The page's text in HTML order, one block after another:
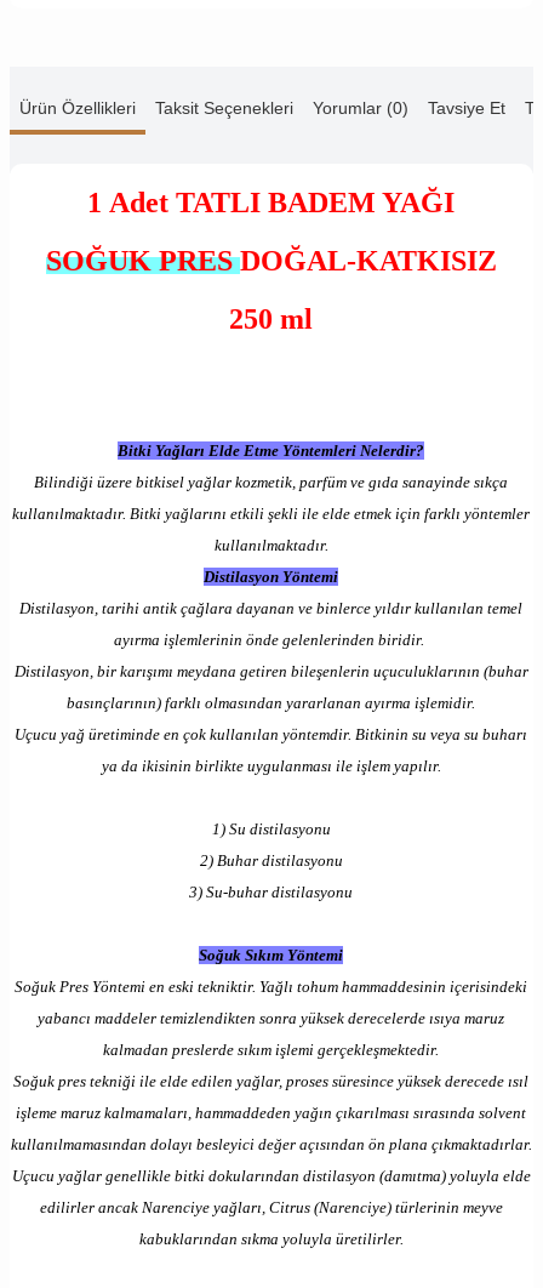
Ürün Özellikleri Taksit Seçenekleri Yorumlar (0) Tavsiye Et
1 Adet TATLI BADEMYAĞI
SOĞUK PRESDOĞAL-KATKISIZ
250 ml
Bitki Yağları Elde Etme Yöntemleri Nelerdir?
Bilindiği üzere bitkisel yağlar kozmetik, parfüm ve gıda sanayinde sıkça
kullanılmaktadır. Bitki yağlarını etkili şekli ile elde etmek için farklı yöntemler
kullanılmaktadır.
Distilasyon Yöntemi
Distilasyon, tarihi antik çağlara dayanan ve binlerce yıldır kullanılan temel
ayırma işlemlerinin önde gelenlerinden biridir.
Distilasyon, bir karışımı meydana getiren bileşenlerin uçuculuklarının (buhar
basınçlarının) farklı olmasından yararlanan ayırma işlemidir.
Uçucu yağ üretiminde en çok kullanılan yöntemdir. Bitkinin su veya su buharı
ya da ikisinin birlikte uygulanması ile işlem yapılır.
1) Su distilasyonu
2) Buhar distilasyonu
3) Su-buhar distilasyonu
Soğuk Sıkım Yöntemi
Soğuk Pres Yöntemi en eski tekniktir. Yağlı tohum hammaddesinin içerisindeki
yabancı maddeler temizlendikten sonra yüksek derecelerde ısıya maruz
kalmadan preslerde sıkım işlemi gerçekleşmektedir.
Soğuk pres tekniği ile elde edilen yağlar, proses süresince yüksek derecede ısıl
işleme maruz kalmamaları, hammaddeden yağın çıkarılması sırasında solvent
kullanılmamasından dolayı besleyici değer açısından ön plana çıkmaktadırlar.
Uçucu yağlar genellikle bitki dokularından distilasyon (damıtma) yoluyla elde
edilirler ancak Narenciye yağları, Citrus (Narenciye) türlerinin meyve
kabuklarından sıkma yoluyla üretilirler.